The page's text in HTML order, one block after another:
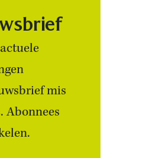
mis
Abonnees